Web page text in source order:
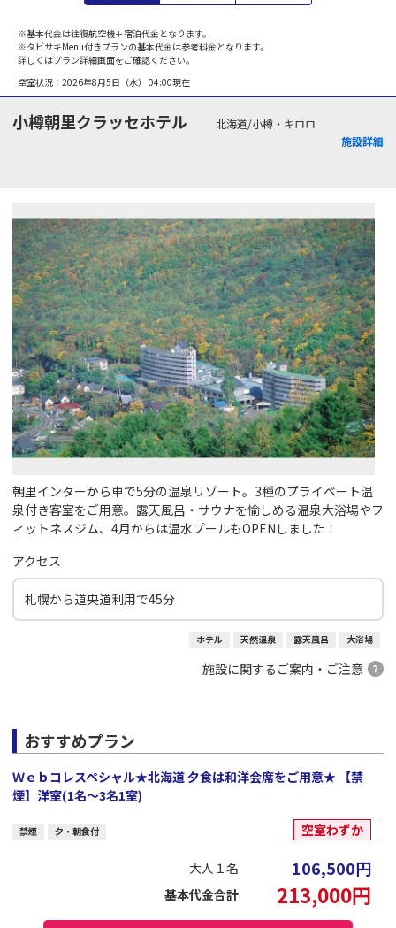
※基本代金は往復航空機＋宿泊代金となります。
※タビサキMenu付きプランの基本代金は参考料金となります。
詳しくはプラン詳細画面をご確認ください。
空室状況： 2026年8月5日（水） 04:00現在
小樽朝里クラッセホテル
北海道/小樽・キロロ
施設詳細
朝里インターから車で5分の温泉リゾート。3種のプライベート温
泉付き客室をご用意。露天風呂・サウナを愉しめる温泉大浴場やフ
ィットネスジム、4月からは温水プールもOPENしました！
アクセス
札幌から道央道利用で45分
ホテル 天然温泉 露天風呂 大浴場
施設に関するご案内・ご注意
おすすめプラン
Ｗｅｂコレスペシャル★北海道 夕食は和洋会席をご用意★ 【禁
煙】洋室(1名～3名1室)
禁煙 夕・朝食付 空室わずか
大人１名 106,500円
基本代金合計 213,000円